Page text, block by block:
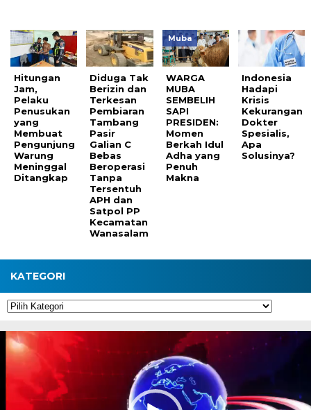
Hitungan
Jam,
Pelaku
Penusukan
yang
Membuat
Pengunjung
Warung
Meninggal
Ditangkap
Diduga Tak
Berizin dan
Terkesan
Pembiaran
Tambang
Pasir
Galian C
Bebas
Beroperasi
Tanpa
Tersentuh
APH dan
Satpol PP
Kecamatan
Wanasalam
Muba
WARGA
MUBA
SEMBELIH
SAPI
PRESIDEN:
Momen
Berkah Idul
Adha yang
Penuh
Makna
Indonesia
Hadapi
Krisis
Kekurangan
Dokter
Spesialis,
Apa
Solusinya?
KATEGORI
Kategori
Pemutar
Video